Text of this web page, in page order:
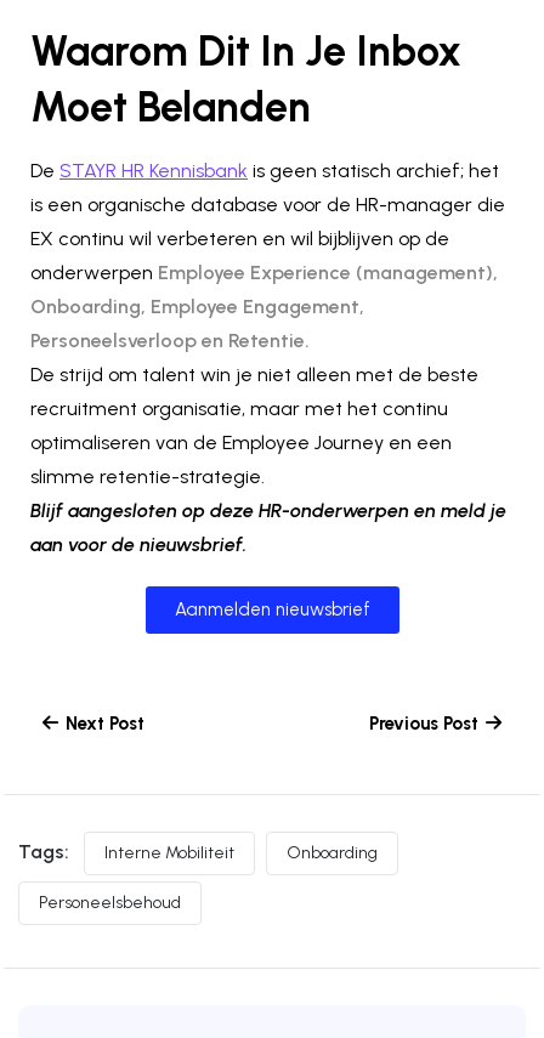
Waarom Dit In Je Inbox
Moet Belanden
De STAYR HR Kennisbank is geen statisch archief; het
is een organische database voor de HR-manager die
EX continu wil verbeteren en wil bijblijven op de
onderwerpen Employee Experience (management),
Onboarding, Employee Engagement,
Personeelsverloop en Retentie.
De strijd om talent win je niet alleen met de beste
recruitment organisatie, maar met het continu
optimaliseren van de Employee Journey en een
slimme retentie-strategie.
Blijf aangesloten op deze HR-onderwerpen en meld je
aan voor de nieuwsbrief.
Aanmelden nieuwsbrief
Next Post Previous Post
Tags: Interne Mobiliteit Onboarding
Personeelsbehoud